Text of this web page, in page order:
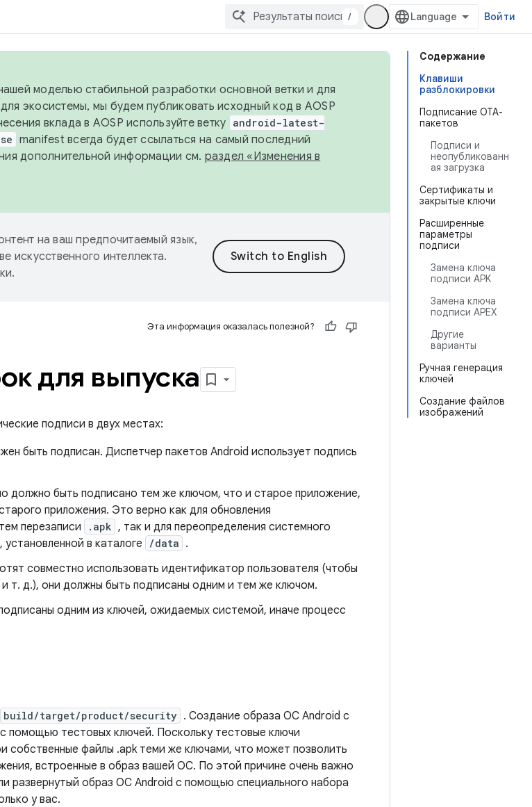
/ Войти
Содержание
Клавиши
разблокировки
Подписание OTA-
пакетов
Подписи и
неопубликованн
ая загрузка
Сертификаты и
закрытые ключи
Расширенные
параметры
подписи
Замена ключа
подписи APK
Замена ключа
подписи APEX
Другие
варианты
Ручная генерация
ключей
Создание файлов
изображений
моделью стабильной разработки основной ветки и для
экосистемы, мы будем публиковать исходный код в AOSP
вклада в AOSP используйте ветку android-latest-
manifest всегда будет ссылаться на самый последний
дополнительной информации см. раздел «Изменения в
на ваш предпочитаемый язык,
искусственного интеллекта.
Эта информация оказалась полезной?
для выпуска
подписи в двух местах:
быть подписан. Диспетчер пакетов Android использует подпись
должно быть подписано тем же ключом, что и старое приложение,
приложения. Это верно как для обновления
перезаписи
.apk , так и для переопределения системного
в каталоге
/data .
совместно использовать идентификатор пользователя (чтобы
т. д.), они должны быть подписаны одним и тем же ключом.
одним из ключей, ожидаемых системой, иначе процесс
build/target/product/security . Создание образа ОС Android с
с помощью тестовых ключей. Поскольку тестовые ключи
файлы .apk теми же ключами, что может позволить
встроенные в образ вашей ОС. По этой причине очень важно
развернутый образ ОС Android с помощью специального набора
у вас.